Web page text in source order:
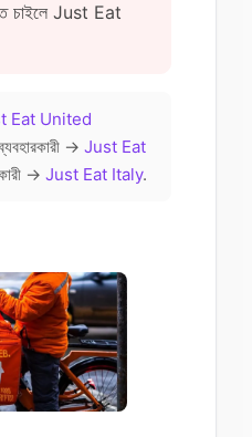
চাইলে Just Eat
Eat United
→ Just Eat
→ Just Eat Italy.